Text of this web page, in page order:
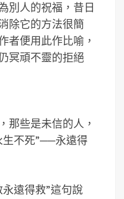
別人的祝福，昔日
除它的方法很簡
者便用此作比喻，
冥頑不靈的拒絕
那些是未信的人，
生不死”──永遠得
遠得救”這句說